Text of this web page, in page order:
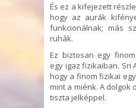
És ez a kifejezett
hogy az aurák
funkcionálnak; más
ruhák.
Ez biztosan egy
egy igaz fizikaiban. Sri
hogy a finom fizikai
mint a miénk. A dolgok
tiszta jelképpel.